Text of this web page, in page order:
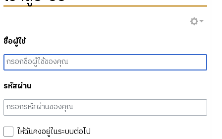
ชื่อผู้ใช้
รหัสผ่าน
ให้ฉันคงอยู่ในระบบต่อไป